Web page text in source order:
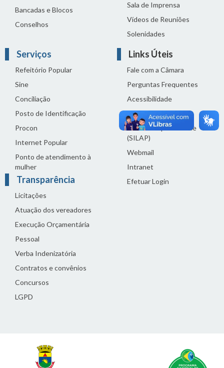
Bancadas e Blocos
Conselhos
Sala de Imprensa
Vídeos de Reuniões
Solenidades
Serviços
Refeitório Popular
Sine
Conciliação
Posto de Identificação
Procon
Internet Popular
Ponto de atendimento à
mulher
Transparência
Licitações
Atuação dos vereadores
Execução Orçamentária
Pessoal
Verba Indenizatória
Contratos e convênios
Concursos
LGPD
Links Úteis
Fale com a Câmara
Perguntas Frequentes
Acessibilidade
Termos de uso
Política de privacidade
(SILAP)
Webmail
Intranet
Efetuar Login